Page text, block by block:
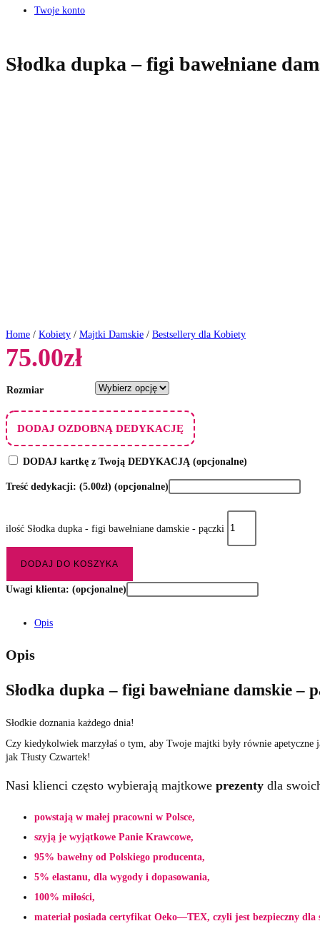
Twoje konto
Słodka dupka – figi bawełniane
Home / Kobiety / Majtki Damskie / Bestsellery dla Kobiety
75.00zł
Rozmiar
DODAJ OZDOBNĄ DEDYKACJĘ
DODAJ kartkę z Twoją DEDYKACJĄ (opcjonalne)
Treść dedykacji: (5.00zł) (opcjonalne)
ilość Słodka dupka - figi bawełniane damskie - pączki
DODAJ DO KOSZYKA
Uwagi klienta: (opcjonalne)
Opis
Opis
Słodka dupka – figi bawełniane damskie –
Słodkie doznania każdego dnia!
Czy kiedykolwiek marzyłaś o tym, aby Twoje majtki były równie apetyczne
jak Tłusty Czwartek!
Nasi klienci często wybierają majtkowe prezenty dla
powstają w małej pracowni w Polsce,
szyją je wyjątkowe Panie Krawcowe,
95% bawełny od Polskiego producenta,
5% elastanu, dla wygody i dopasowania,
100% miłości,
materiał posiada certyfikat Oeko—TEX, czyli jest bezpieczny dla